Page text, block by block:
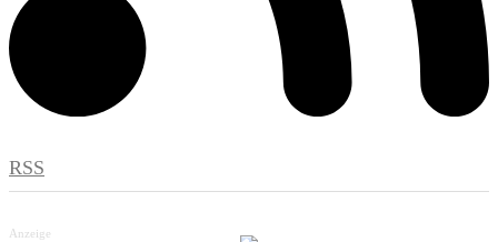
RSS
Anzeige